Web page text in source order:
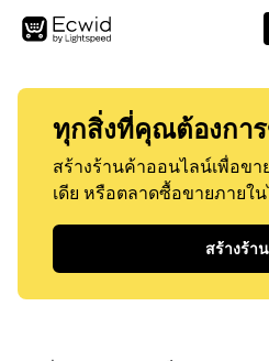
ทุกสิ่งที่คุณต้องกา
สร้างร้านค้าออนไลน์เพื่อขา
เดีย หรือตลาดซื้อขายภายใ
สร้างร้า